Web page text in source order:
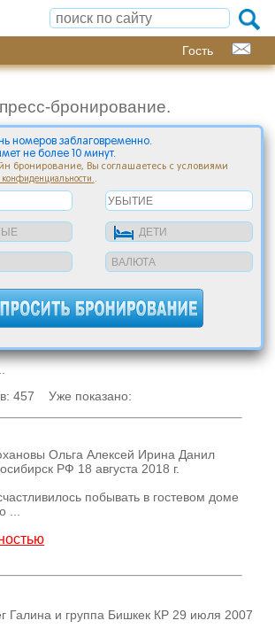
Гость
бронирование.
номеров заблаговременно.
не более 10 минут.
бронирование, Вы соглашаетесь с условиями
конфиденциальности. .
457 Уже показано:
Ольга Алексей Ирина Данил
РФ 18 августа 2018 г.
побывать в гостевом доме
...
Галина и группа Бишкек КР 29 июля 2007